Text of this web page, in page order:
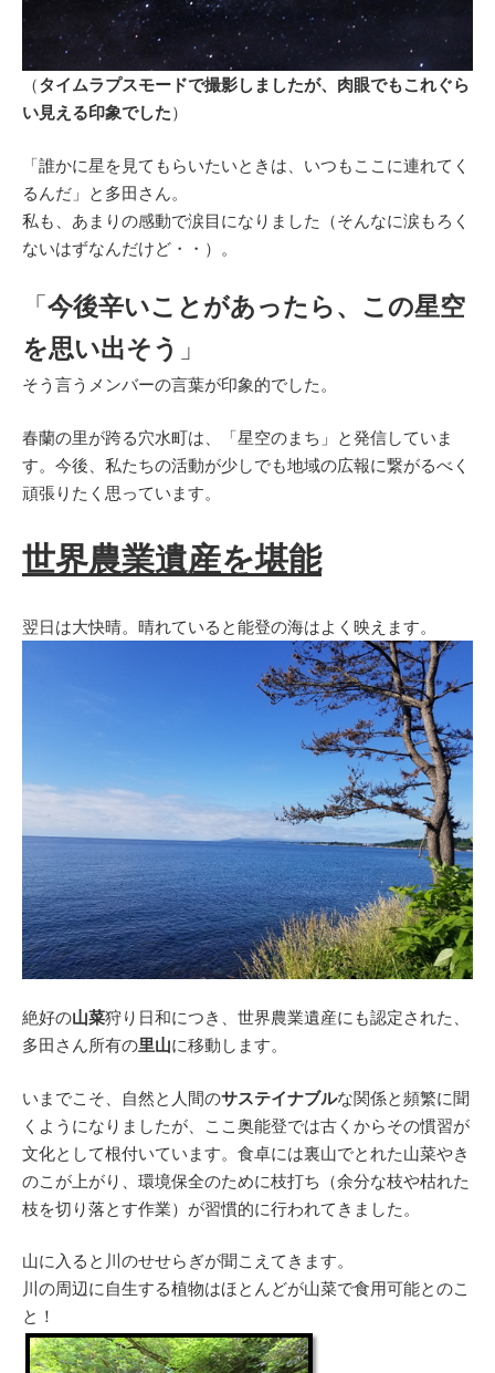
（タイムラプスモードで撮影しましたが、肉眼でもこれぐら
い見える印象でした）
「誰かに星を見てもらいたいときは、いつもここに連れてく
るんだ」と多田さん。
私も、あまりの感動で涙目になりました（そんなに涙もろく
ないはずなんだけど・・）。
「 今後辛いことがあったら、この星空
を思い出そう 」
そう言うメンバーの言葉が印象的でした。
春蘭の里が跨る穴水町は、「星空のまち」と発信していま
す。今後、私たちの活動が少しでも地域の広報に繋がるべく
頑張りたく思っています。
世界農業遺産を堪能
翌日は大快晴。晴れていると能登の海はよく映えます。
絶好の山菜狩り日和につき、世界農業遺産にも認定された、
多田さん所有の里山に移動します。
いまでこそ、自然と人間のサステイナブルな関係と頻繁に聞
くようになりましたが、ここ奥能登では古くからその慣習が
文化として根付いています。食卓には裏山でとれた山菜やき
のこが上がり、環境保全のために枝打ち（余分な枝や枯れた
枝を切り落とす作業）が習慣的に行われてきました。
山に入ると川のせせらぎが聞こえてきます。
川の周辺に自生する植物はほとんどが山菜で食用可能とのこ
と！